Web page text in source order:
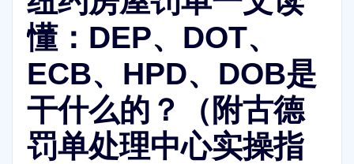
懂：DEP、DOT、
ECB、HPD、DOB是
干什么的？（附古德
罚单处理中心实操指